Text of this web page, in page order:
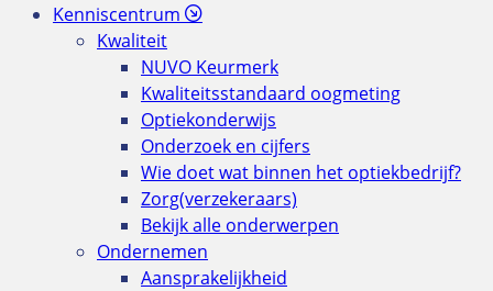
Kenniscentrum
Kwaliteit
NUVO Keurmerk
Kwaliteitsstandaard oogmeting
Optiekonderwijs
Onderzoek en cijfers
Wie doet wat binnen het optiekbedrijf?
Zorg(verzekeraars)
Bekijk alle onderwerpen
Ondernemen
Aansprakelijkheid